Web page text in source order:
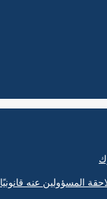
المسؤولين عنه قانونيًا